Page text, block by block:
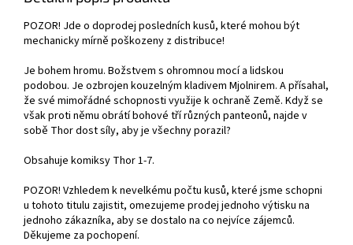
POZOR! Jde o doprodej posledních kusů, které mohou být
mechanicky mírně poškozeny z distribuce!
Je bohem hromu. Božstvem s ohromnou mocí a lidskou
podobou. Je ozbrojen kouzelným kladivem Mjolnirem. A přísahal,
že své mimořádné schopnosti využije k ochraně Země. Když se
však proti němu obrátí bohové tří různých panteonů, najde v
sobě Thor dost síly, aby je všechny porazil?
Obsahuje komiksy Thor 1-7.
POZOR! Vzhledem k nevelkému počtu kusů, které jsme schopni
u tohoto titulu zajistit, omezujeme prodej jednoho výtisku na
jednoho zákazníka, aby se dostalo na co nejvíce zájemců.
Děkujeme za pochopení.